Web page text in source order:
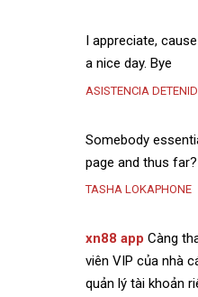
I appreciate,
a nice day. Bye
ASISTENCIA
Somebody
page and thus
TASHA LOKAPHONE
xn88 app Càng
viên VIP của nhà
quản lý tài khoản